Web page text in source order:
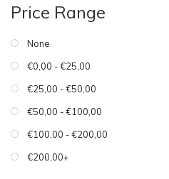
Price Range
None
€0,00 - €25,00
€25,00 - €50,00
€50,00 - €100,00
€100,00 - €200,00
€200,00+